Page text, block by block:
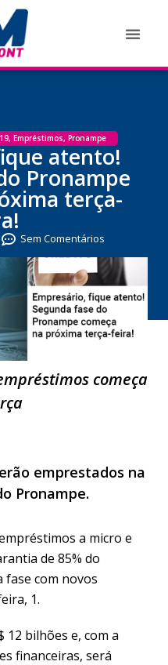
, Empréstimos, Pronampe
atento!
Pronampe
terça-
Sem Comentários
começa
emprestados na
Pronampe.
a micro e
de 85% do
fase com novos
1.
12 bilhões e, com a
financeiras, será